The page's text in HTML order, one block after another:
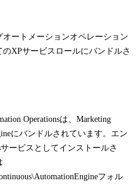
オートメーションオペレーション
のXPサービスロールにバンドルさ
Operationsは、Marketing
にバンドルされています。エン
ービスとしてインストールさ
フォル